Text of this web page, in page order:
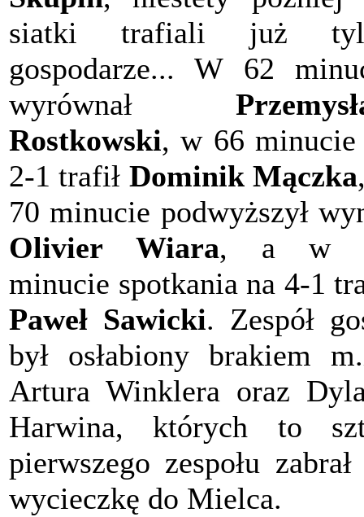
siatki trafiali już
gospodarze... W 62
wyrównał
Rostkowski, w 66 minucie
2-1 trafił Dominik Mączka
70 minucie podwyższył
Olivier Wiara, a w
minucie spotkania na 4-1
Paweł Sawicki. Zespół
był osłabiony brakiem
Artura Winklera oraz
Harwina, których to
pierwszego zespołu zabrał
wycieczkę do Mielca.